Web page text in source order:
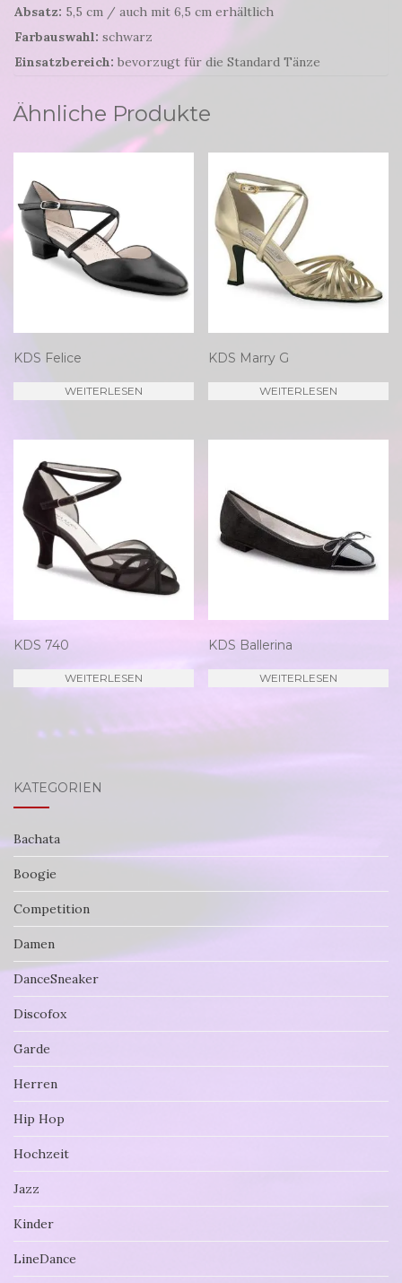
Absatz: 5,5 cm / auch mit 6,5 cm erhältlich
Farbauswahl: schwarz
Einsatzbereich: bevorzugt für die Standard Tänze
Ähnliche Produkte
KDS Felice
WEITERLESEN
KDS Marry G
WEITERLESEN
KDS 740
WEITERLESEN
KDS Ballerina
WEITERLESEN
KATEGORIEN
Bachata
Boogie
Competition
Damen
DanceSneaker
Discofox
Garde
Herren
Hip Hop
Hochzeit
Jazz
Kinder
LineDance